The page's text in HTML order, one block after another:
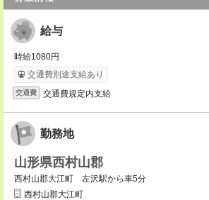
給与
時給1080円
交通費別途支給あり
交通費 交通費規定内支給
勤務地
山形県西村山郡
西村山郡大江町 左沢駅から車5分
西村山郡大江町